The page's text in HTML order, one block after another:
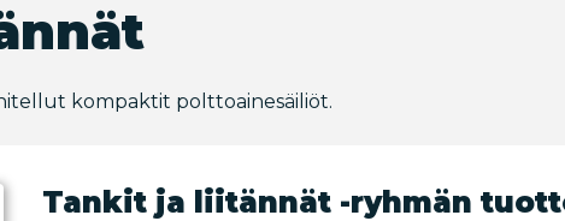
kompaktit polttoainesäiliöt.
Tankit ja liitännät -ryhmän